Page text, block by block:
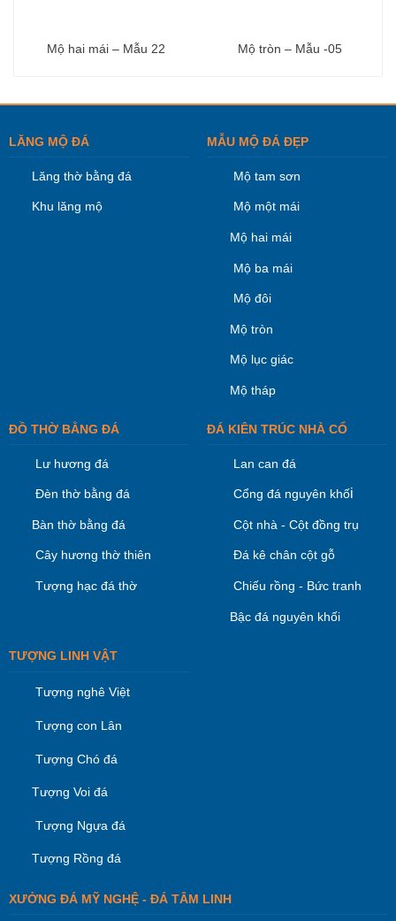
Mộ hai mái – Mẫu 22 Mộ tròn – Mẫu -05
LĂNG MỘ ĐÁ
Lăng thờ bằng đá
Khu lăng mộ
MẪU MỘ ĐÁ ĐẸP
Mộ tam sơn
Mộ một mái
Mộ hai mái
Mộ ba mái
Mộ đôi
Mộ tròn
Mộ lục giác
Mộ tháp
ĐỒ THỜ BẰNG ĐÁ
Lư hương đá
Đèn thờ bằng đá
Bàn thờ bằng đá
Cây hương thờ thiên
Tượng hạc đá thờ
ĐÁ KIÊN TRÚC NHÀ CỔ
Lan can đá
Cổng đá nguyên khối
Cột nhà - Cột đồng trụ
Đá kê chân cột gỗ
Chiếu rồng - Bức tranh
Bậc đá nguyên khối
TƯỢNG LINH VẬT
Tượng nghê Việt
Tượng con Lân
Tượng Chó đá
Tượng Voi đá
Tượng Ngựa đá
Tượng Rồng đá
XƯỞNG ĐÁ MỸ NGHỆ - ĐÁ TÂM LINH